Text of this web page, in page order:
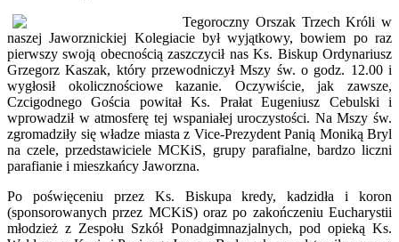
Tegoroczny Orszak Trzech Króli w
naszej Jaworznickiej Kolegiacie był wyjątkowy, bowiem po raz
pierwszy swoją obecnością zaszczycił nas Ks. Biskup Ordynariusz
Grzegorz Kaszak, który przewodniczył Mszy św. o godz. 12.00 i
wygłosił okolicznościowe kazanie. Oczywiście, jak zawsze,
Czcigodnego Gościa powitał Ks. Prałat Eugeniusz Cebulski i
wprowadził w atmosferę tej wspaniałej uroczystości. Na Mszy św.
zgromadziły się władze miasta z Vice-Prezydent Panią Moniką Bryl
na czele, przedstawiciele MCKiS, grupy parafialne, bardzo liczni
parafianie i mieszkańcy Jaworzna.
Po poświęceniu przez Ks. Biskupa kredy, kadzidła i koron
(sponsorowanych przez MCKiS) oraz po zakończeniu Eucharystii
młodzież z Zespołu Szkół Ponadgimnazjalnych, pod opieką Ks.